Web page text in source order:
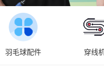
羽毛球配件 穿线